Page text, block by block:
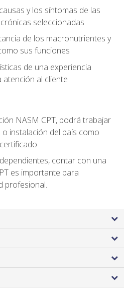
y los síntomas de las
seleccionadas
de los macronutrientes y
sus funciones
de una experiencia
atención al cliente
NASM CPT, podrá trabajar
instalación del país como
contar con una
es importante para
profesional.